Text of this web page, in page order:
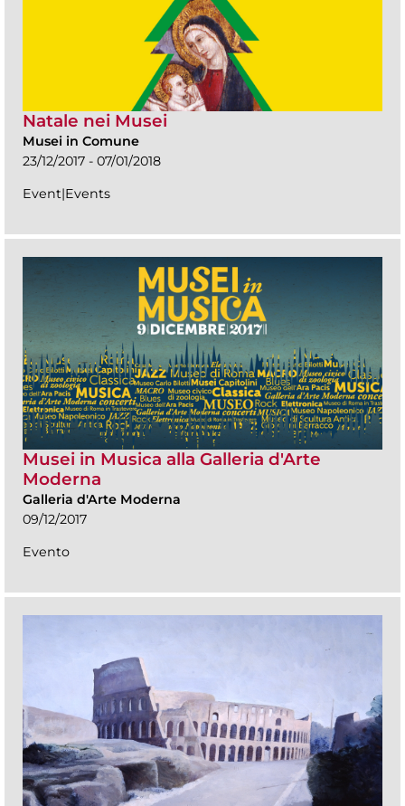
Natale nei Musei
Musei in Comune
23/12/2017 - 07/01/2018
Event|Events
Musei in Musica alla Galleria d'Arte
Moderna
Galleria d'Arte Moderna
09/12/2017
Evento